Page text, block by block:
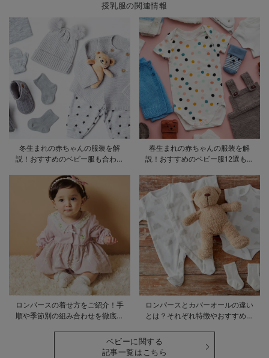
授乳服の関連情報
冬生まれの赤ちゃんの服装を解
説！おすすめのベビー服も合わせ
春生まれの赤ちゃんの服装を解
説！おすすめのベビー服12選も合
ロンパースの着せ方をご紹介！手
順や季節別の組み合わせを徹底解
ロンパースとカバーオールの違い
とは？それぞれ特徴やおすすめ商
ベビーに関する
記事一覧はこちら